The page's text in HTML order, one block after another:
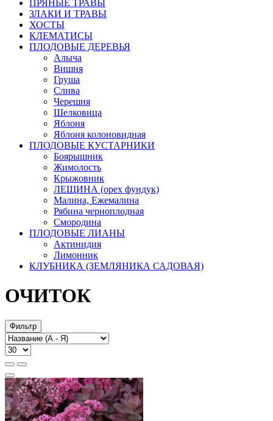
ПРЯНЫЕ ТРАВЫ
ЗЛАКИ И ТРАВЫ
ХОСТЫ
КЛЕМАТИСЫ
ПЛОДОВЫЕ ДЕРЕВЬЯ
Алыча
Вишня
Груша
Слива
Черешня
Шелковица
Яблоня
Яблоня колоновидная
ПЛОДОВЫЕ КУСТАРНИКИ
Боярышник
Жимолость
Крыжовник
ЛЕЩИНА (орех фундук)
Малина, Ежемалина
Рябина черноплодная
Смородина
ПЛОДОВЫЕ ЛИАНЫ
Актинидия
Лимонник
КЛУБНИКА (ЗЕМЛЯНИКА САДОВАЯ)
ОЧИТОК
Фильтр